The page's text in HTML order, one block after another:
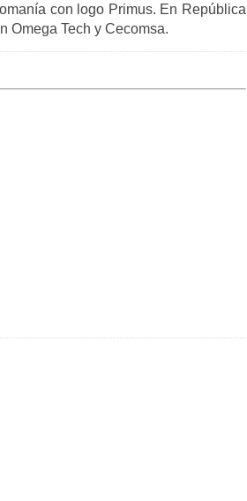
con logo Primus. En República
Omega Tech y Cecomsa.